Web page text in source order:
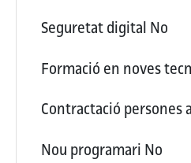
Seguretat digital No
Formació en noves
Contractació persones
Nou programari No